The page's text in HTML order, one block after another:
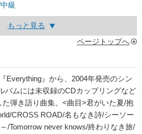
級
もっと見る
ページトップへ
Everything』から、2004年発売のシン
バムには未収録のCDカップリングなど
た弾き語り曲集。<曲目>君がいた夏/抱
CROSS ROAD/名もなき詩/シーソー
/Tomorrow never knows/終わりなき旅/